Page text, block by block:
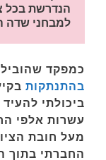
למבחני שדה
כמפקד
בהתנתקות
ביכולתי
עשרות אלפי
מעל חובת
החברתי בתוך